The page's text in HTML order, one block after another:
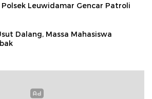
Leuwidamar Gencar Patroli
Dalang, Massa Mahasiswa